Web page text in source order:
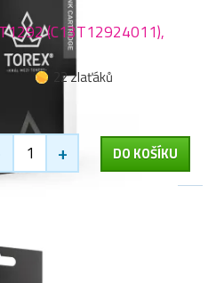
(C13T12924011),
22 zlaťáků
+ DO KOŠÍKU